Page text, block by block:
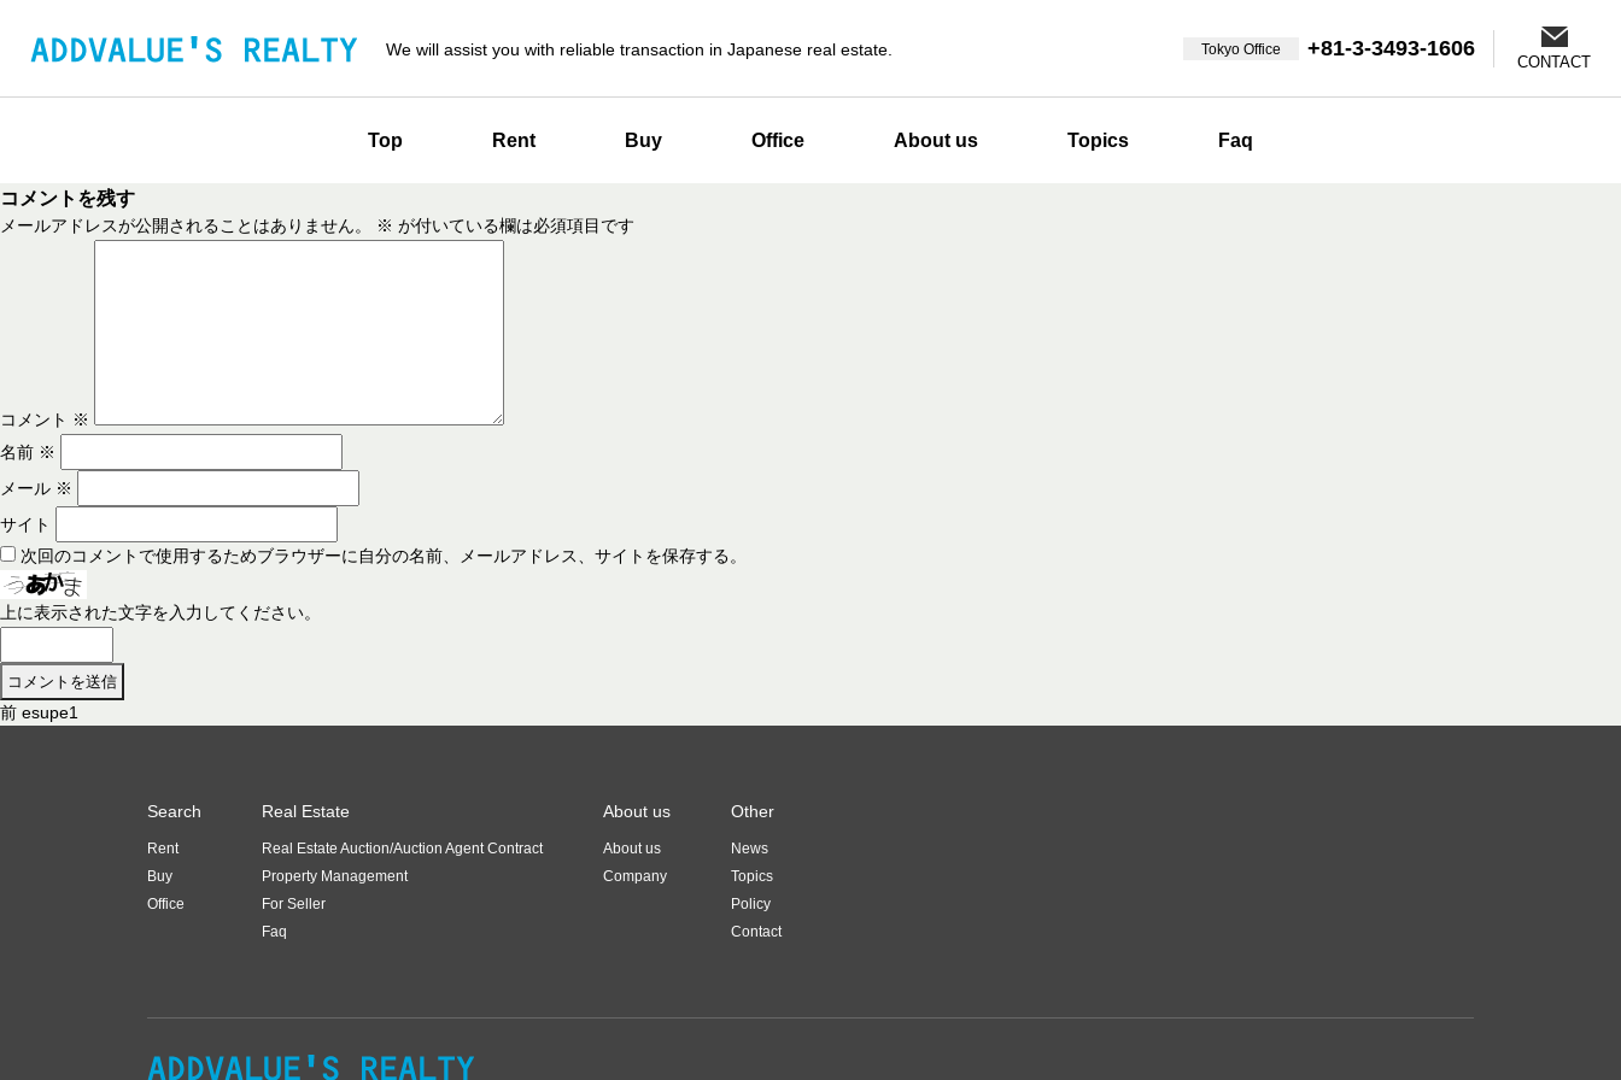
We will assist you with reliable transaction in Japanese real estate. Tokyo Office +81-3-3493-1606
CONTACT
Top Rent Buy Office About us Topics Faq
コメントを残す
メールアドレスが公開されることはありません。 ※ が付いている欄は必須項目です
コメント ※
名前 ※
メール ※
サイト
次回のコメントで使用するためブラウザーに自分の名前、メールアドレス、サイトを保存する。
上に表示された文字を入力してください。
投
前 前
esupe1
Search
Rent
Buy
Office
Real Estate
Real Estate Auction/Auction Agent Contract
Property Management
For Seller
Faq
About us
About us
Company
Other
News
Topics
Policy
Contact